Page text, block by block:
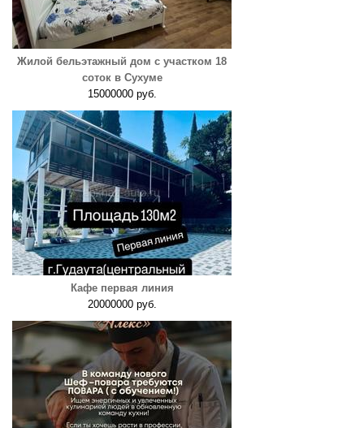
Жилой бельэтажный дом с участком 18
соток в Сухуме
15000000 руб.
Кафе первая линия
20000000 руб.